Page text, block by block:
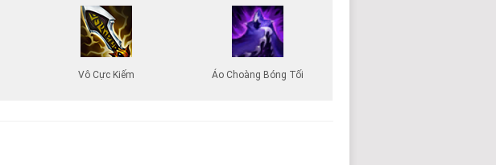
Vô Cực Kiếm Áo Choàng Bóng Tối